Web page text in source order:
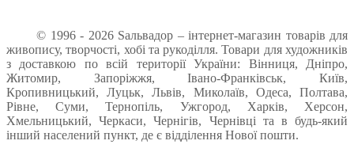
© 1996 - 2026 Sальвадор – інтернет-магазин товарів для
живопису, творчості, хобі та рукоділля. Товари для художників
з доставкою по всій території України: Вінниця, Дніпро,
Житомир, Запоріжжя, Івано-Франківськ, Київ,
Кропивницький, Луцьк, Львів, Миколаїв, Одеса, Полтава,
Рівне, Суми, Тернопіль, Ужгород, Харків, Херсон,
Хмельницький, Черкаси, Чернігів, Чернівці та в будь-який
інший населений пункт, де є відділення Нової пошти.